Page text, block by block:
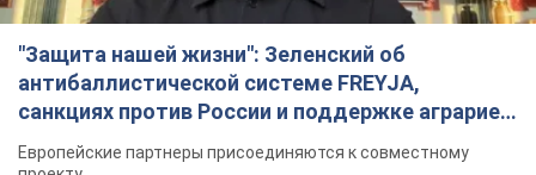
Одновременно с повышением зарплат педагогам
стипендий
8 часов назад 6,8 т.
«Нам они тоже нужны»: Трамп ответил на